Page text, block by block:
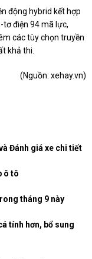
động hybrid kết hợp
tơ điện 94 mã lực,
các tùy chọn truyền
khả thi.
(Nguồn: xehay.vn)
Đánh giá xe chi tiết
ô tô
tháng 9 này
tính hơn, bổ sung